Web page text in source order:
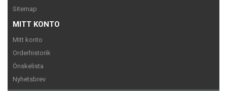
Sitemap
MITT KONTO
Mitt konto
Orderhistorik
Önskelista
Nyhetsbrev